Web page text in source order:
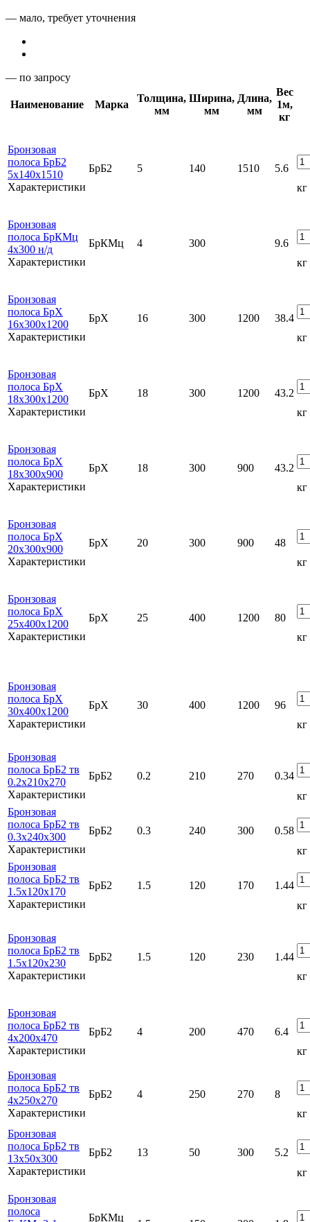
— мало, требует уточнения
— по запросу
Наименование Марка
Толщина,
мм
Ширина,
мм
Длина,
мм
Вес
1м,
кг
Бронзовая
полоса БрБ2
5х140х1510
Характеристики
БрБ2 5 140 1510
5.6
кг
Бронзовая
полоса БрКМц
4х300 н/д
Характеристики
БрКМц 4 300
9.6
кг
Бронзовая
полоса БрХ
16х300х1200
Характеристики
БрХ 16 300 1200
38.4
кг
Бронзовая
полоса БрХ
18х300х1200
Характеристики
БрХ 18 300 1200
43.2
кг
Бронзовая
полоса БрХ
18х300х900
Характеристики
БрХ 18 300 900
43.2
кг
Бронзовая
полоса БрХ
20х300х900
Характеристики
БрХ 20 300 900
48
кг
Бронзовая
полоса БрХ
25х400х1200
Характеристики
БрХ 25 400 1200
80
кг
Бронзовая
полоса БрХ
30х400х1200
Характеристики
БрХ 30 400 1200
96
кг
Бронзовая
полоса БрБ2 тв
0.2x210x270
Характеристики
БрБ2 0.2 210 270
0.34
кг
Бронзовая
полоса БрБ2 тв
0.3x240x300
Характеристики
БрБ2 0.3 240 300
0.58
кг
Бронзовая
полоса БрБ2 тв
1.5x120x170
Характеристики
БрБ2 1.5 120 170
1.44
кг
Бронзовая
полоса БрБ2 тв
1.5x120x230
Характеристики
БрБ2 1.5 120 230
1.44
кг
Бронзовая
полоса БрБ2 тв
4x200x470
Характеристики
БрБ2 4 200 470
6.4
кг
Бронзовая
полоса БрБ2 тв
4x250x270
Характеристики
БрБ2 4 250 270
8
кг
Бронзовая
полоса БрБ2 тв
13x50x300
Характеристики
БрБ2 13 50 300
5.2
кг
Бронзовая
полоса
БрКМц